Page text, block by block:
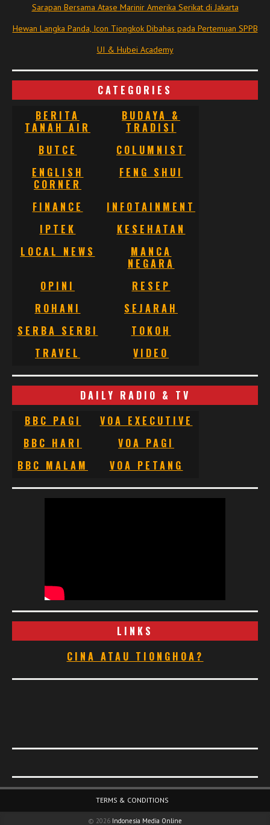
Sarapan Bersama Atase Marinir Amerika Serikat di Jakarta
Hewan Langka Panda, Icon Tiongkok Dibahas pada Pertemuan SPPB
UI & Hubei Academy
CATEGORIES
BERITA
TANAH AIR
BUDAYA &
TRADISI
BUTCE
COLUMNIST
ENGLISH
CORNER
FENG SHUI
FINANCE
INFOTAINMENT
IPTEK
KESEHATAN
LOCAL NEWS
MANCA
NEGARA
OPINI
RESEP
ROHANI
SEJARAH
SERBA SERBI
TOKOH
TRAVEL
VIDEO
DAILY RADIO & TV
BBC PAGI
VOA EXECUTIVE
BBC HARI
VOA PAGI
BBC MALAM
VOA PETANG
LINKS
CINA ATAU TIONGHOA?
TERMS & CONDITIONS
© 2026 Indonesia Media Online